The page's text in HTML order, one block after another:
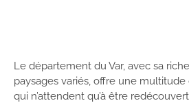
Le département du Var, avec sa
paysages variés, offre une
qui n’attendent qu’à être